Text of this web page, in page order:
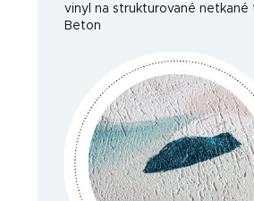
vinyl na strukturované netkané
Beton